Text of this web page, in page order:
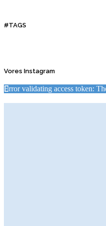
#TAGS
Vores Instagram
Error validating access token: